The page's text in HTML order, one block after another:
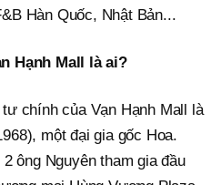
Hàn Quốc, Nhật Bản...
Hạnh Mall là ai?
chính của Vạn Hạnh Mall là
một đại gia gốc Hoa.
ông Nguyên tham gia đầu